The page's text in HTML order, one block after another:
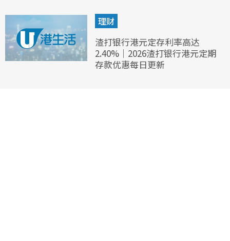
理财
渣打银行港元定存利率高达
2.40%｜2026渣打银行港元定期
存款优惠每日更新